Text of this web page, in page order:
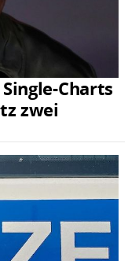
Charts
zwei